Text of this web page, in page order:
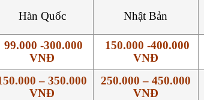
Hàn Quốc Nhật Bản
99.000 -300.000
VNĐ
150.000 -400.000
VNĐ
– 350.000
VNĐ
250.000 – 450.000
VNĐ